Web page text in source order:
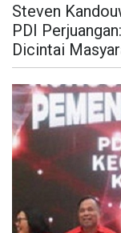
Steven
PDI
Dicintai